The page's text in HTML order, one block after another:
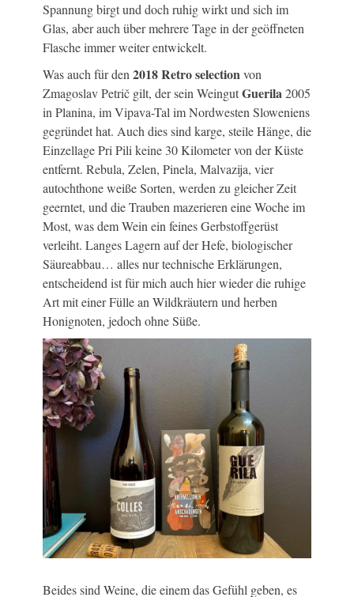
Spannung birgt und doch ruhig wirkt und sich im
Glas, aber auch über mehrere Tage in der geöffneten
Flasche immer weiter entwickelt.
Was auch für den2018 Retro selectionvon
Zmagoslav Petrič gilt, der sein WeingutGuerila2005
in Planina, im Vipava-Tal im Nordwesten Sloweniens
gegründet hat. Auch dies sind karge, steile Hänge, die
Einzellage Pri Pili keine 30 Kilometer von der Küste
entfernt. Rebula, Zelen, Pinela, Malvazija, vier
autochthone weiße Sorten, werden zu gleicher Zeit
geerntet, und die Trauben mazerieren eine Woche im
Most, was dem Wein ein feines Gerbstoffgerüst
verleiht. Langes Lagern auf der Hefe, biologischer
Säureabbau… alles nur technische Erklärungen,
entscheidend ist für mich auch hier wieder die ruhige
Art mit einer Fülle an Wildkräutern und herben
Honignoten, jedoch ohne Süße.
Beides sind Weine, die einem das Gefühl geben, es